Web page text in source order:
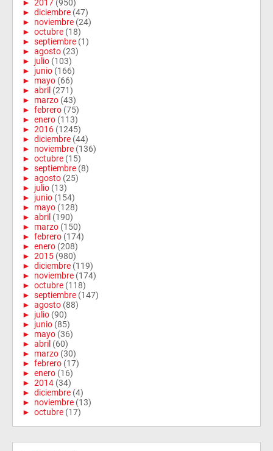
► 2017 (950)
► diciembre (47)
► noviembre (24)
► octubre (18)
► septiembre (1)
► agosto (23)
► julio (103)
► junio (166)
► mayo (66)
► abril (271)
► marzo (43)
► febrero (75)
► enero (113)
► 2016 (1245)
► diciembre (44)
► noviembre (136)
► octubre (15)
► septiembre (8)
► agosto (25)
► julio (13)
► junio (154)
► mayo (128)
► abril (190)
► marzo (150)
► febrero (174)
► enero (208)
► 2015 (980)
► diciembre (119)
► noviembre (174)
► octubre (118)
► septiembre (147)
► agosto (88)
► julio (90)
► junio (85)
► mayo (36)
► abril (60)
► marzo (30)
► febrero (17)
► enero (16)
► 2014 (34)
► diciembre (4)
► noviembre (13)
► octubre (17)